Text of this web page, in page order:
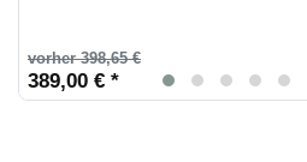
vorher 398,65 €
389,00 € *